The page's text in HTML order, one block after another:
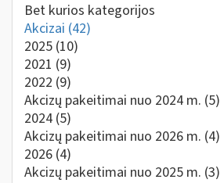
Bet kurios kategorijos
Akcizai (42)
2025 (10)
2021 (9)
2022 (9)
Akcizų pakeitimai nuo 2024 m. (5)
2024 (5)
Akcizų pakeitimai nuo 2026 m. (4)
2026 (4)
Akcizų pakeitimai nuo 2025 m. (3)